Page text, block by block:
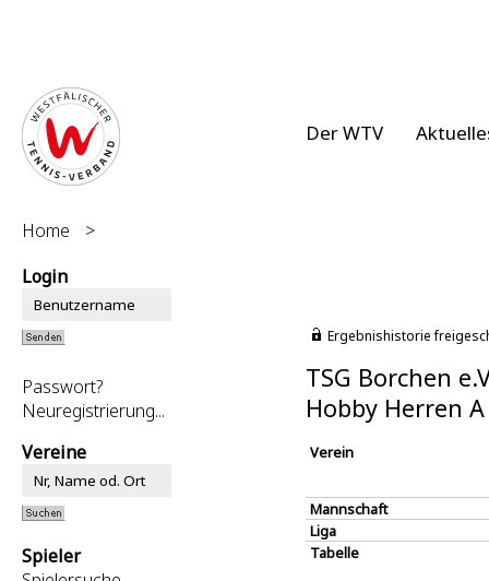
Der WTV
Home
>
Login
Passwort?
Neuregistrierung...
Vereine
Spieler
Ergebnishistorie
TSG Borchen
Hobby Herren
Verein
Mannschaft
Liga
Tabelle